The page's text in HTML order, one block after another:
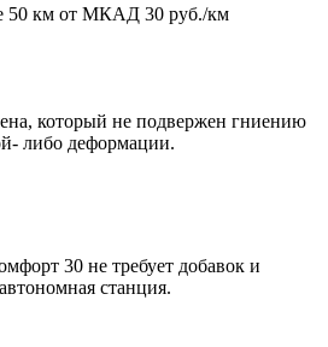
50 км от МКАД 30 руб./км
который не подвержен гниению
либо деформации.
30 не требует добавок и
станция.